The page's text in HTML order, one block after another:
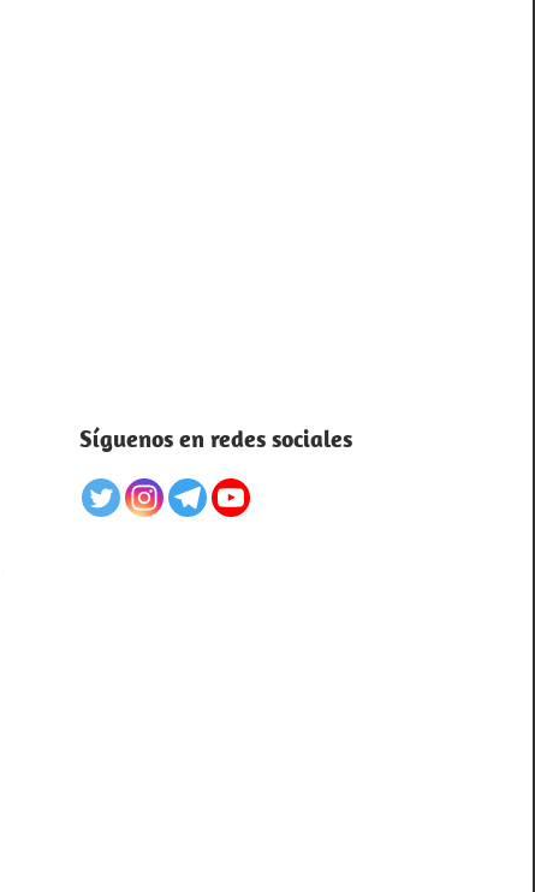
Síguenos en redes sociales